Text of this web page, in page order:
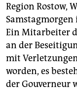
Region Rostow,
Ein Mitarbeiter
an der
mit
worden, es
der Gouverneur